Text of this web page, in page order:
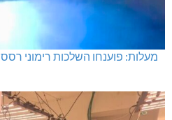
מעלות: פוענחו השלכות רימוני רסס